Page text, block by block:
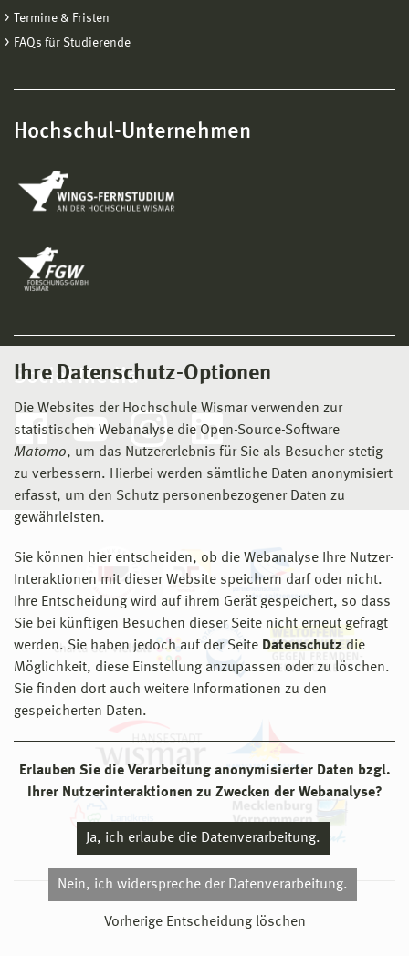
Ihre Datenschutz-Optionen
Die Websites der Hochschule Wismar verwenden zur
statistischen Webanalyse die Open-Source-Software
Matomo, um das Nutzererlebnis für Sie als Besucher stetig
zu verbessern. Hierbei werden sämtliche Daten anonymisiert
erfasst, um den Schutz personenbezogener Daten zu
gewährleisten.
Sie können hier entscheiden, ob die Webanalyse Ihre Nutzer-
Interaktionen mit dieser Website speichern darf oder nicht.
Ihre Entscheidung wird auf ihrem Gerät gespeichert, so dass
Sie bei künftigen Besuchen dieser Seite nicht erneut gefragt
werden. Sie haben jedoch auf der Seite Datenschutz die
Möglichkeit, diese Einstellung anzupassen oder zu löschen.
Sie finden dort auch weitere Informationen zu den
gespeicherten Daten.
Erlauben Sie die Verarbeitung anonymisierter Daten bzgl.
Ihrer Nutzerinteraktionen zu Zwecken der Webanalyse?
Ja, ich erlaube die Datenverarbeitung.
Nein, ich widerspreche der Datenverarbeitung.
Vorherige Entscheidung löschen
Termine & Fristen
FAQs für Studierende
Hochschul-Unternehmen
Social Media